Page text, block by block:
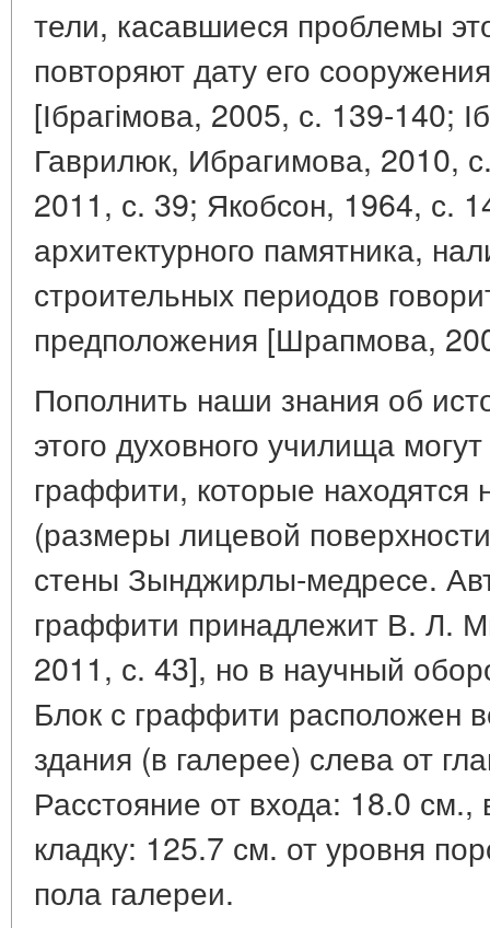
тели, касавшиеся проблемы
повторяют дату его
[Ібрагімова, 2005, с. 139-140;
Гаврилюк, Ибрагимова, 2010,
2011, с. 39; Якобсон, 1964, с.
архитектурного памятника,
строительных периодов
предположения [Шрапмова,
Пополнить наши знания об
этого духовного училища
граффити, которые находятся
(размеры лицевой
стены Зынджирлы-медресе.
граффити принадлежит В. Л.
2011, с. 43], но в научный
Блок с граффити расположен
здания (в галерее) слева от
Расстояние от входа: 18.0 см.,
кладку: 125.7 см. от уровня
пола галереи.